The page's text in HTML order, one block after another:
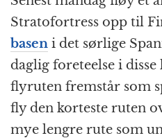
c
e
b
o
o
k
ss
e
n
g
e
r
at
s
A
p
p
a
p
c
h
Stratofortress opp til
basen i det sørlige
daglig foreteelse i
flyruten fremstår som
fly den korteste ruten
mye lengre rute som